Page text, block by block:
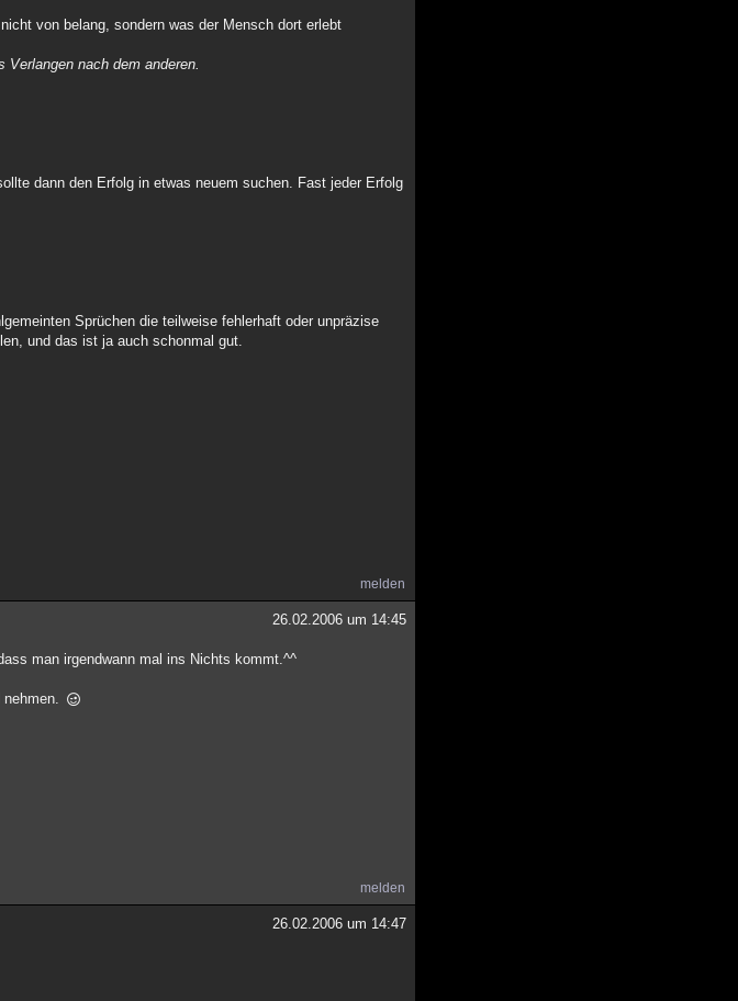
von belang, sondern was der Mensch dort erlebt
nach dem anderen.
dann den Erfolg in etwas neuem suchen. Fast jeder Erfolg
Sprüchen die teilweise fehlerhaft oder unpräzise
und das ist ja auch schonmal gut.
melden
26.02.2006 um 14:45
man irgendwann mal ins Nichts kommt.^^
melden
26.02.2006 um 14:47